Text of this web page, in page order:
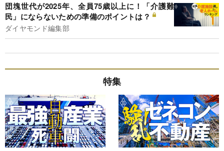
団塊世代が2025年、全員75歳以上に！「介護難
民」にならないための準備のポイントは？
ダイヤモンド編集部
特集